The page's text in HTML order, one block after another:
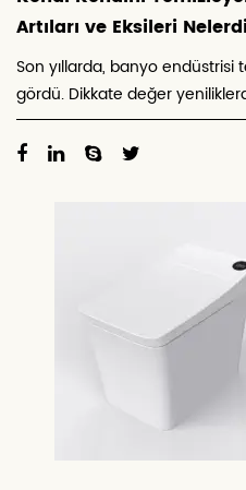
Artıları ve Eksileri
Son yıllarda, banyo endüstrisi
gördü. Dikkate değer